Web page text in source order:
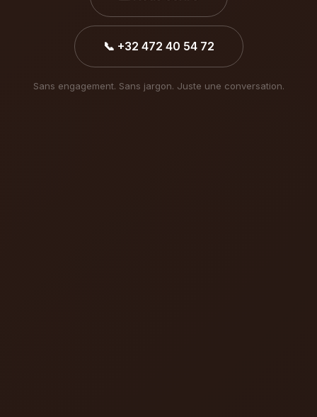
📞 +32 472 40 54 72
Sans engagement. Sans jargon. Juste une conversation.